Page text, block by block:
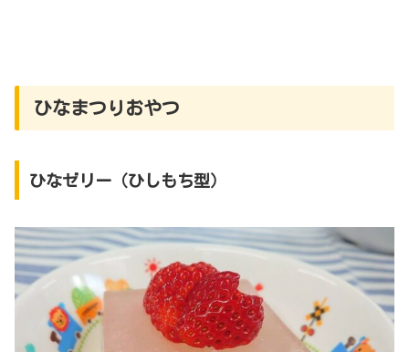
ひなまつりおやつ
ひなゼリー（ひしもち型）